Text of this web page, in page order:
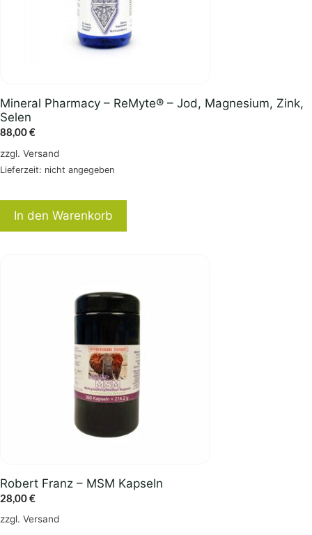
Mineral Pharmacy – ReMyte® – Jod, Magnesium, Zink,
Selen
88,00€
zzgl. Versand
Lieferzeit: nicht angegeben
In den Warenkorb
Robert Franz – MSM Kapseln
28,00€
zzgl. Versand